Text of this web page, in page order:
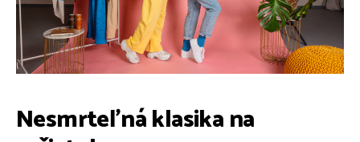
Nesmrteľná klasika na